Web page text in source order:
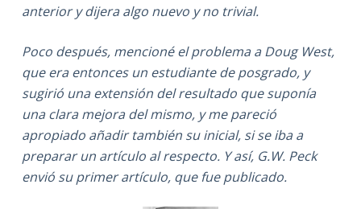
anterior y dijera algo nuevo y no trivial.
Poco después, mencioné el problema a Doug West,
que era entonces un estudiante de posgrado, y
sugirió una extensión del resultado que suponía
una clara mejora del mismo, y me pareció
apropiado añadir también su inicial, si se iba a
preparar un artículo al respecto. Y así, G.W. Peck
envió su primer artículo, que fue publicado.